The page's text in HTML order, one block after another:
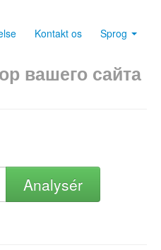
Kontakt os Sprog
вашего сайта
Analysér